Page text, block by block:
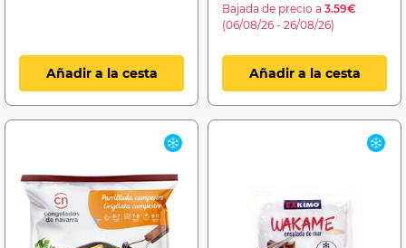
Añadir a la cesta
Bajada de precio a 3.59€
(06/08/26 - 26/08/26)
Añadir a la cesta